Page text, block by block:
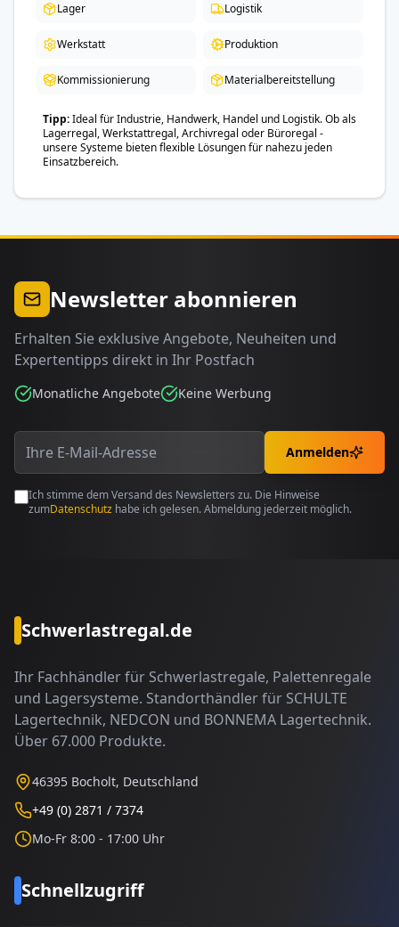
Lager Logistik
Werkstatt Produktion
Kommissionierung Materialbereitstellung
Tipp Ideal für Industrie, Handwerk, Handel und Logistik. Ob als
Lagerregal, Werkstattregal, Archivregal oder Büroregal -
unsere Systeme bieten flexible Lösungen für nahezu jeden
Einsatzbereich.
Newsletter abonnieren
Erhalten Sie exklusive Angebote, Neuheiten und
Expertentipps direkt in Ihr Postfach
Monatliche Angebote Keine Werbung
Anmelden
Ich stimme dem Versand des Newsletters zu. Die Hinweise
zumDatenschutz habe ich gelesen. Abmeldung jederzeit möglich.
Schwerlastregal.de
Ihr Fachhändler für Schwerlastregale, Palettenregale
und Lagersysteme. Standorthändler für SCHULTE
Lagertechnik, NEDCON und BONNEMA Lagertechnik.
Über 67.000 Produkte.
46395 Bocholt, Deutschland
+49 (0) 2871 / 7374
Mo-Fr 8:00 - 17:00 Uhr
Schnellzugriff